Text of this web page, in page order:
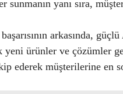
sunmanın yanı sıra,
arkasında,
yeni ürünler ve çözümler
ederek müşterilerine en